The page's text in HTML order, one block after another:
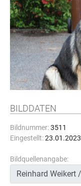
BILDDATEN
Bildnummer:3511
Eingestellt:23.01.2023
Bildquellenangabe: